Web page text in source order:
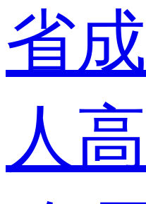
省
人